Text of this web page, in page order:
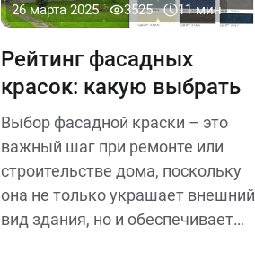
26 марта 2025 3525 11 мин
Рейтинг фасадных
красок: какую выбрать
Выбор фасадной краски – это
важный шаг при ремонте или
строительстве дома, поскольку
она не только украшает внешний
вид здания, но и обеспечивает